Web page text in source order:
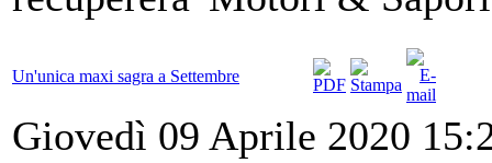
Un'unica maxi sagra a Settembre
Giovedì 09 Aprile 2020